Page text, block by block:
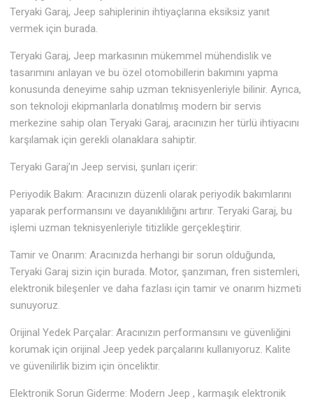
Teryaki Garaj, Jeep sahiplerinin ihtiyaçlarına eksiksiz yanıt
vermek için burada.
Teryaki Garaj, Jeep markasının mükemmel mühendislik ve
tasarımını anlayan ve bu özel otomobillerin bakımını yapma
konusunda deneyime sahip uzman teknisyenleriyle bilinir. Ayrıca,
son teknoloji ekipmanlarla donatılmış modern bir servis
merkezine sahip olan Teryaki Garaj, aracınızın her türlü ihtiyacını
karşılamak için gerekli olanaklara sahiptir.
Teryaki Garaj’ın Jeep servisi, şunları içerir:
Periyodik Bakım: Aracınızın düzenli olarak periyodik bakımlarını
yaparak performansını ve dayanıklılığını artırır. Teryaki Garaj, bu
işlemi uzman teknisyenleriyle titizlikle gerçekleştirir.
Tamir ve Onarım: Aracınızda herhangi bir sorun olduğunda,
Teryaki Garaj sizin için burada. Motor, şanzıman, fren sistemleri,
elektronik bileşenler ve daha fazlası için tamir ve onarım hizmeti
sunuyoruz.
Orijinal Yedek Parçalar: Aracınızın performansını ve güvenliğini
korumak için orijinal Jeep yedek parçalarını kullanıyoruz. Kalite
ve güvenilirlik bizim için önceliktir.
Elektronik Sorun Giderme: Modern Jeep , karmaşık elektronik